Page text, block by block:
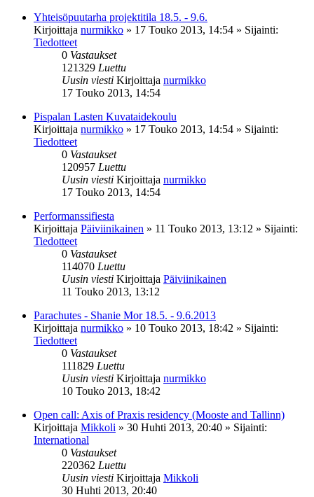
Yhteisöpuutarha projektitila 18.5. - 9.6.
Kirjoittaja nurmikko » 17 Touko 2013, 14:54 » Sijainti:
Tiedotteet
0 Vastaukset
121329 Luettu
Uusin viesti Kirjoittaja nurmikko
17 Touko 2013, 14:54
Pispalan Lasten Kuvataidekoulu
Kirjoittaja nurmikko » 17 Touko 2013, 14:54 » Sijainti:
Tiedotteet
0 Vastaukset
120957 Luettu
Uusin viesti Kirjoittaja nurmikko
17 Touko 2013, 14:54
Performanssifiesta
Kirjoittaja Päiviinikainen » 11 Touko 2013, 13:12 » Sijainti:
Tiedotteet
0 Vastaukset
114070 Luettu
Uusin viesti Kirjoittaja Päiviinikainen
11 Touko 2013, 13:12
Parachutes - Shanie Mor 18.5. - 9.6.2013
Kirjoittaja nurmikko » 10 Touko 2013, 18:42 » Sijainti:
Tiedotteet
0 Vastaukset
111829 Luettu
Uusin viesti Kirjoittaja nurmikko
10 Touko 2013, 18:42
Open call: Axis of Praxis residency (Mooste and Tallinn)
Kirjoittaja Mikkoli » 30 Huhti 2013, 20:40 » Sijainti:
International
0 Vastaukset
220362 Luettu
Uusin viesti Kirjoittaja Mikkoli
30 Huhti 2013, 20:40